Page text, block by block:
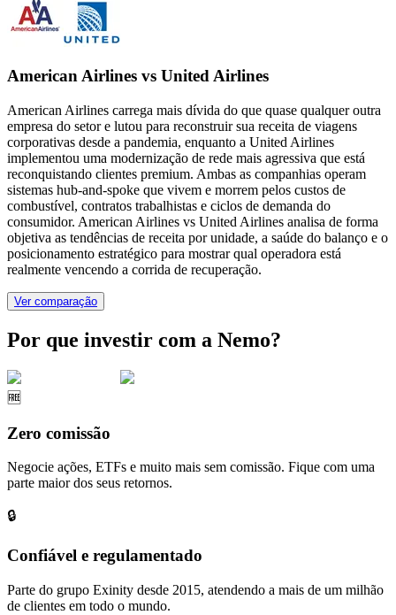
American Airlines vs United Airlines
American Airlines carrega mais dívida do que quase qualquer outra
empresa do setor e lutou para reconstruir sua receita de viagens
corporativas desde a pandemia, enquanto a United Airlines
implementou uma modernização de rede mais agressiva que está
reconquistando clientes premium. Ambas as companhias operam
sistemas hub-and-spoke que vivem e morrem pelos custos de
combustível, contratos trabalhistas e ciclos de demanda do
consumidor. American Airlines vs United Airlines analisa de forma
objetiva as tendências de receita por unidade, a saúde do balanço e o
posicionamento estratégico para mostrar qual operadora está
realmente vencendo a corrida de recuperação.
Ver comparação
Por que investir com a Nemo?
🆓
Zero comissão
Negocie ações, ETFs e muito mais sem comissão. Fique com uma
parte maior dos seus retornos.
🔒
Confiável e regulamentado
Parte do grupo Exinity desde 2015, atendendo a mais de um milhão
de clientes em todo o mundo.